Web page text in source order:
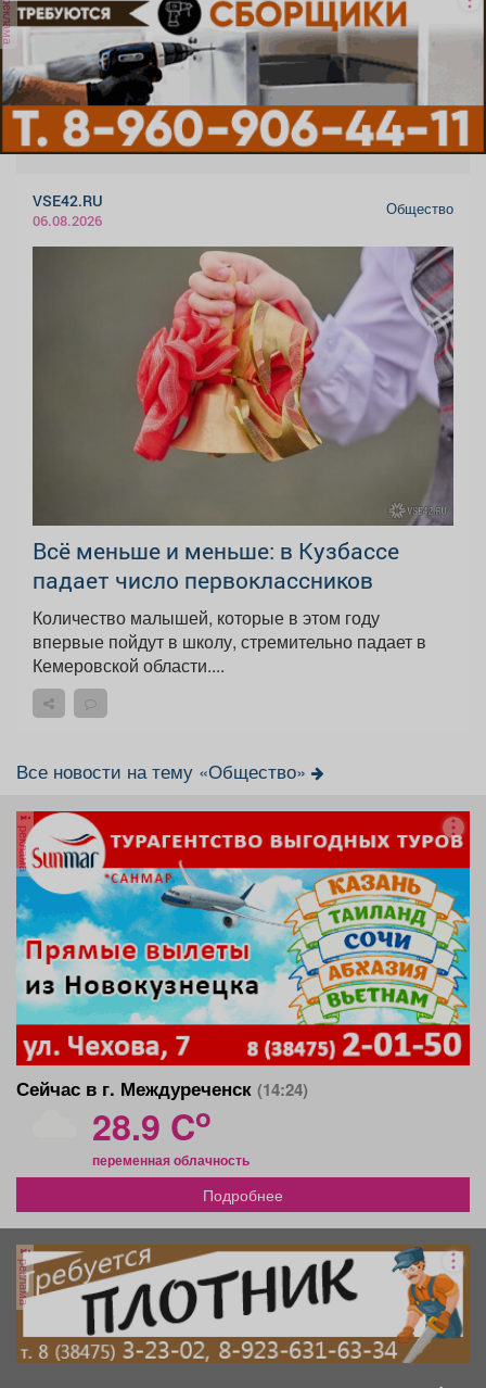
реклама
VSE42.RU
06.08.2026
Общество
Всё меньше и меньше: в Кузбассе
падает число первоклассников
Количество малышей, которые в этом году
впервые пойдут в школу, стремительно падает в
Кемеровской области....
Все новости на тему «Общество»
реклама
Сейчас в г. Междуреченск (14:24)
28.9 Co
переменная облачность
Подробнее
реклама